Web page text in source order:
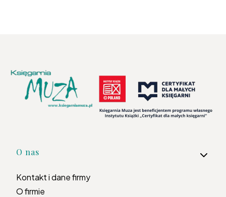
Linki w stopce
O nas
Kontakt i dane firmy
O firmie